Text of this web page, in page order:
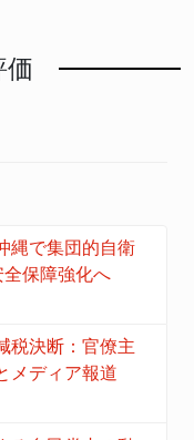
価
縄で集団的自衛
保障強化へ
税決断：官僚主
メディア報道